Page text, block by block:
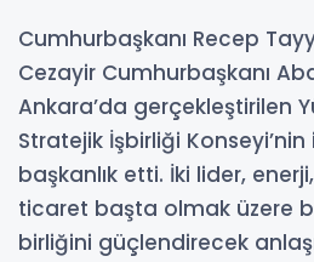
Cumhurbaşkanı Recep
Cezayir Cumhurbaşkanı
Ankara’da gerçekleştirilen
Stratejik İşbirliği Konseyi’nin
başkanlık etti. İki lider,
ticaret başta olmak üzere
birliğini güçlendirecek